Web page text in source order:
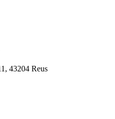
43204 Reus